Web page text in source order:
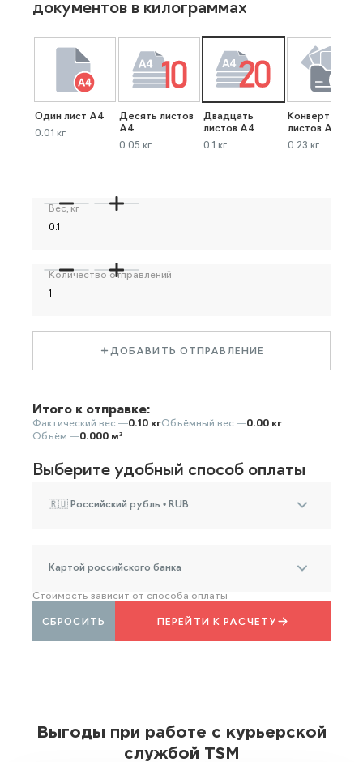
документов в килограммах
Один лист А4
0.01 кг
Десять листов
А4
0.05 кг
Двадцать
листов А4
0.1 кг
Конверт до 40
листов А4
0.23 кг
Вес, кг
Количество отправлений
ДОБАВИТЬ ОТПРАВЛЕНИЕ
Итого к отправке:
Фактический вес —0.10 кгОбъёмный вес —0.00 кг
Объём —0.000 м³
Выберите удобный способ оплаты
🇷🇺 Российский рубль • RUB
Картой российского банка
Стоимость зависит от способа оплаты
ПЕРЕЙТИ К РАСЧЕТУ
СБРОСИТЬ
Выгоды при работе с курьерской
службой TSM